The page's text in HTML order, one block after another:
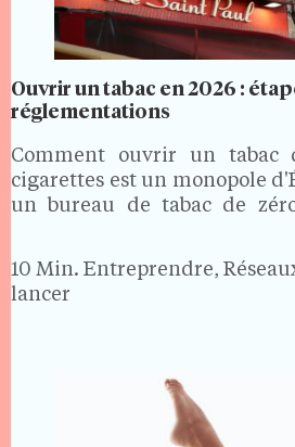
Ouvrir un tabac en 2026 :
réglementations
Comment ouvrir un tabac
cigarettes est un monopole
un bureau de tabac de
Avec plus de 14 millions…
10 Min. Entreprendre,
lancer